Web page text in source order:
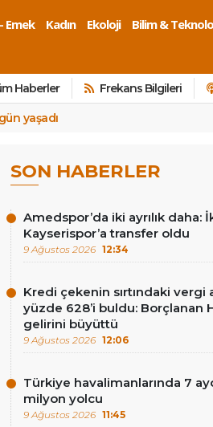
Emek Kadın Ekoloji
Bilim &
Haberler Frekans Bilgileri
yaşadı
SON HABERLER
Amedspor’da iki ayrılık daha:
Kayserispor’a transfer oldu
9 Ağustos 2026 12:34
Kredi çekenin sırtındaki vergi
yüzde 628’i buldu: Borçlanan
gelirini büyüttü
9 Ağustos 2026 12:06
Türkiye havalimanlarında 7
milyon yolcu
9 Ağustos 2026 11:45